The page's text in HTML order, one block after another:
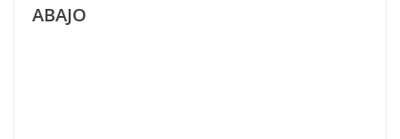
ABAJO